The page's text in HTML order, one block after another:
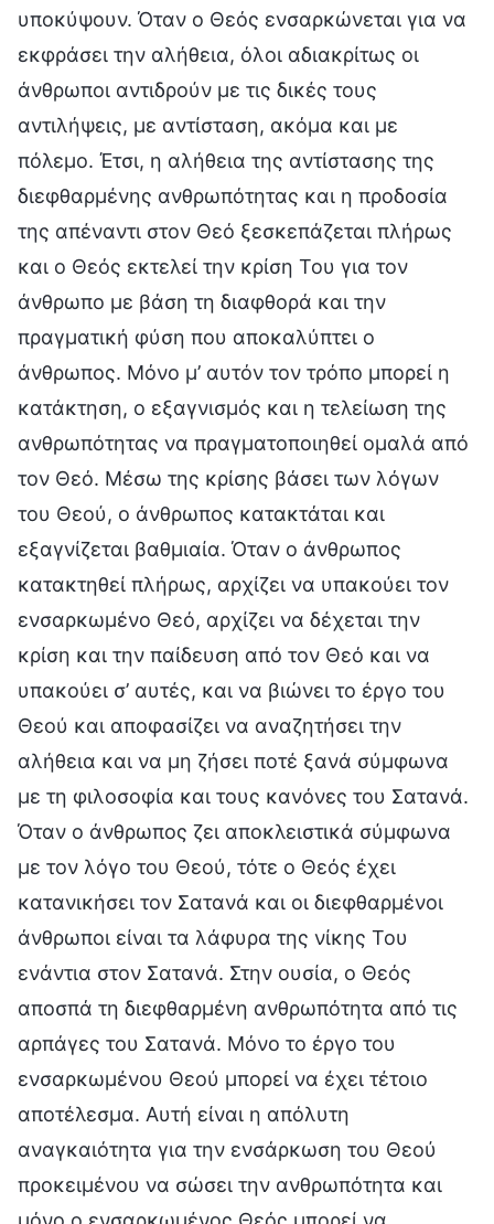
υποκύψουν. Όταν ο Θεός ενσαρκώνεται για να
εκφράσει την αλήθεια, όλοι αδιακρίτως οι
άνθρωποι αντιδρούν με τις δικές τους
αντιλήψεις, με αντίσταση, ακόμα και με
πόλεμο. Έτσι, η αλήθεια της αντίστασης της
διεφθαρμένης ανθρωπότητας και η προδοσία
της απέναντι στον Θεό ξεσκεπάζεται πλήρως
και ο Θεός εκτελεί την κρίση Του για τον
άνθρωπο με βάση τη διαφθορά και την
πραγματική φύση που αποκαλύπτει ο
άνθρωπος. Μόνο μ’ αυτόν τον τρόπο μπορεί η
κατάκτηση, ο εξαγνισμός και η τελείωση της
ανθρωπότητας να πραγματοποιηθεί ομαλά από
τον Θεό. Μέσω της κρίσης βάσει των λόγων
του Θεού, ο άνθρωπος κατακτάται και
εξαγνίζεται βαθμιαία. Όταν ο άνθρωπος
κατακτηθεί πλήρως, αρχίζει να υπακούει τον
ενσαρκωμένο Θεό, αρχίζει να δέχεται την
κρίση και την παίδευση από τον Θεό και να
υπακούει σ’ αυτές, και να βιώνει το έργο του
Θεού και αποφασίζει να αναζητήσει την
αλήθεια και να μη ζήσει ποτέ ξανά σύμφωνα
με τη φιλοσοφία και τους κανόνες του Σατανά.
Όταν ο άνθρωπος ζει αποκλειστικά σύμφωνα
με τον λόγο του Θεού, τότε ο Θεός έχει
κατανικήσει τον Σατανά και οι διεφθαρμένοι
άνθρωποι είναι τα λάφυρα της νίκης Του
ενάντια στον Σατανά. Στην ουσία, ο Θεός
αποσπά τη διεφθαρμένη ανθρωπότητα από τις
αρπάγες του Σατανά. Μόνο το έργο του
ενσαρκωμένου Θεού μπορεί να έχει τέτοιο
αποτέλεσμα. Αυτή είναι η απόλυτη
αναγκαιότητα για την ενσάρκωση του Θεού
προκειμένου να σώσει την ανθρωπότητα και